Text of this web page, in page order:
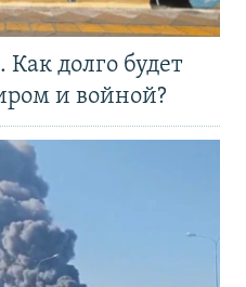
долго будет
и войной?